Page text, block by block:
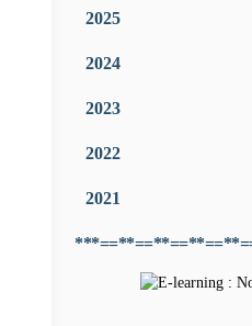
2025
2024
2023
2022
2021